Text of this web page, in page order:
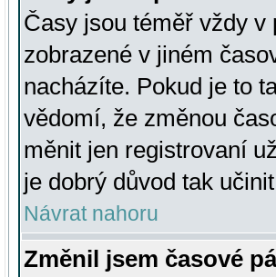
Časy jsou téměř vždy
zobrazené v jiném
nacházíte. Pokud je to
vědomí, že změnou
měnit jen registrovaní
je dobrý důvod tak
Návrat nahoru
Změnil jsem časové